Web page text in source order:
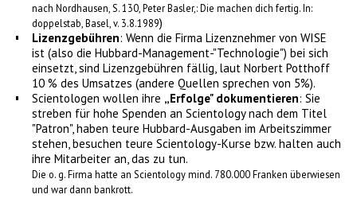
nach Nordhausen, S. 130, Peter Basler,: Die machen dich fertig. In:
doppelstab, Basel, v. 3.8.1989)
Lizenzgebühren: Wenn die Firma Lizenznehmer von WISE
ist (also die Hubbard-Management-"Technologie") bei sich
einsetzt, sind Lizenzgebühren fällig, laut Norbert Potthoff
10 % des Umsatzes (andere Quellen sprechen von 5%).
Scientologen wollen ihre „Erfolge" dokumentieren: Sie
streben für hohe Spenden an Scientology nach dem Titel
"Patron", haben teure Hubbard-Ausgaben im Arbeitszimmer
stehen, besuchen teure Scientology-Kurse bzw. halten auch
ihre Mitarbeiter an, das zu tun.
Die o. g. Firma hatte an Scientology mind. 780.000 Franken überwiesen
und war dann bankrott.